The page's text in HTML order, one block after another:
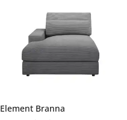
Element Branna